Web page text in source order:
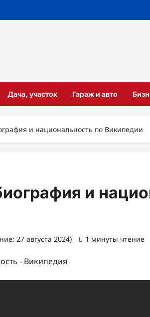
Дача, участок Гараж и авто
и национальность по Википедии
и
27 августа 2024) 1 минуты чтение